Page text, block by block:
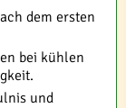
dem ersten
bei kühlen
und